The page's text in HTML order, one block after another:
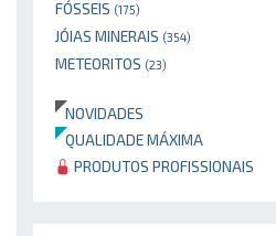
FÓSSEIS (175)
JÓIAS MINERAIS (354)
METEORITOS (23)
NOVIDADES
QUALIDADE MÁXIMA
PRODUTOS PROFISSIONAIS